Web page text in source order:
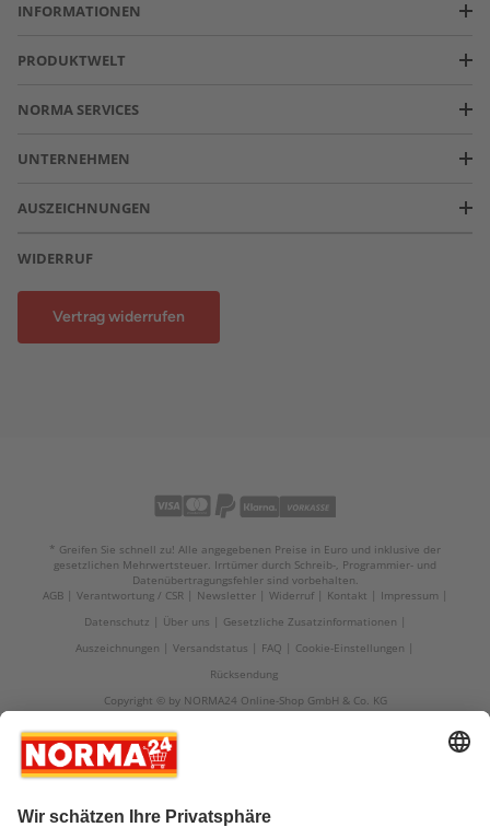
INFORMATIONEN
PRODUKTWELT
NORMA SERVICES
UNTERNEHMEN
AUSZEICHNUNGEN
WIDERRUF
Vertrag widerrufen
* Greifen Sie schnell zu! Alle angegebenen Preise in Euro und inklusive der
gesetzlichen Mehrwertsteuer. Irrtümer durch Schreib-, Programmier- und
Datenübertragungsfehler sind vorbehalten.
AGB
Verantwortung / CSR Newsletter Widerruf Kontakt
Impressum
Datenschutz
Über uns
Gesetzliche Zusatzinformationen
Auszeichnungen
Versandstatus FAQ
Cookie-Einstellungen
Rücksendung
Copyright © by NORMA24 Online-Shop GmbH & Co. KG